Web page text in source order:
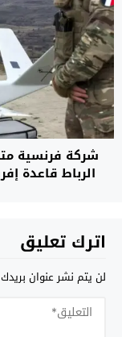
شركة فرنسية
الرباط قاعدة
اترك تعليق
لن يتم نشر عنوان